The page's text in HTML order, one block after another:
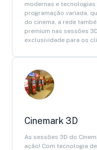
modernas e tecnologias
programação variada,
do cinema, a rede
premium nas sessões
exclusividade para os
Cinemark 3D
As sessões 3D do
ação! Com tecnologia